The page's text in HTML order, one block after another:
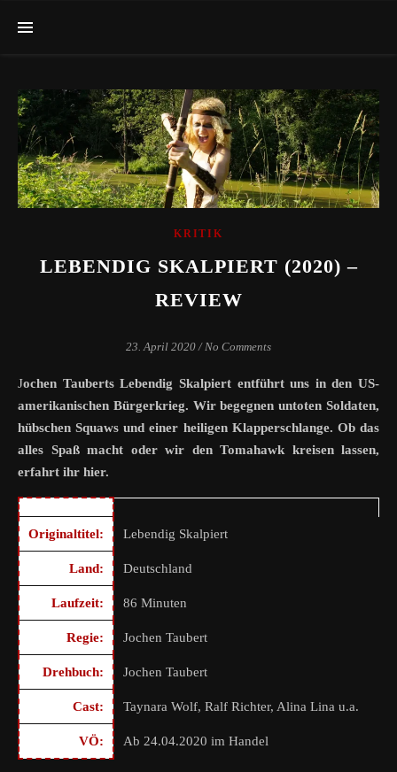
KRITIK
LEBENDIG SKALPIERT (2020) –
REVIEW
23. April 2020 / No Comments
Jochen Tauberts Lebendig Skalpiert entführt uns in den US-
amerikanischen Bürgerkrieg. Wir begegnen untoten Soldaten,
hübschen Squaws und einer heiligen Klapperschlange. Ob das
alles Spaß macht oder wir den Tomahawk kreisen lassen,
erfahrt ihr hier.
Originaltitel: Lebendig Skalpiert
Land: Deutschland
Laufzeit: 86 Minuten
Regie: Jochen Taubert
Drehbuch: Jochen Taubert
Cast: Taynara Wolf, Ralf Richter, Alina Lina u.a.
VÖ: Ab 24.04.2020 im Handel